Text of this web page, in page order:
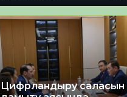
Цифрландыру саласын